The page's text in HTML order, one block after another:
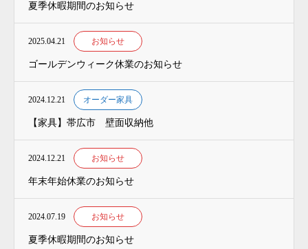
夏季休暇期間のお知らせ
2025.04.21 お知らせ
ゴールデンウィーク休業のお知らせ
2024.12.21 オーダー家具
【家具】帯広市 壁面収納他
2024.12.21 お知らせ
年末年始休業のお知らせ
2024.07.19 お知らせ
夏季休暇期間のお知らせ